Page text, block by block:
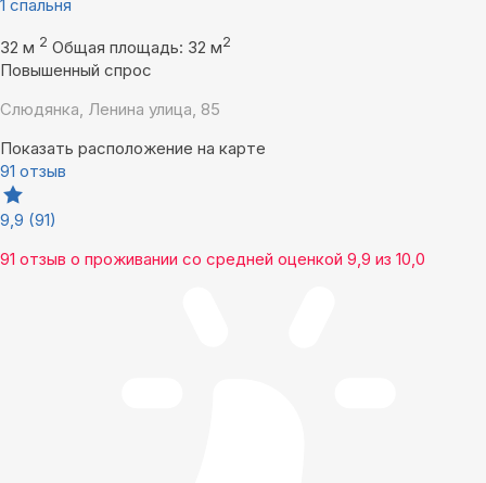
1 спальня
32 м 2 Общая площадь: 32 м2
Повышенный спрос
Слюдянка, Ленина улица, 85
Показать расположение на карте
91 отзыв
9,9 (91)
91 отзыв о проживании со средней оценкой 9,9 из 10,0